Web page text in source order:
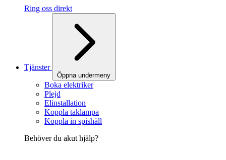
Ring oss direkt
Tjänster
Öppna undermeny
Boka elektriker
Plejd
Elinstallation
Koppla taklampa
Koppla in spishäll
Behöver du akut hjälp?